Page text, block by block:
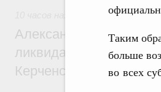
Таким
больше
во всех
Чрезвычайные
Александр Козлов
ликвидации
Керченском проливе